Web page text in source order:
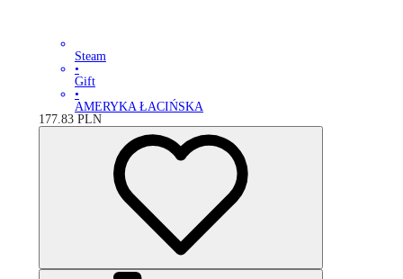
Steam
•
Gift
•
AMERYKA ŁACIŃSKA
177.83 PLN